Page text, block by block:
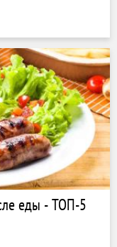
еды - ТОП-5